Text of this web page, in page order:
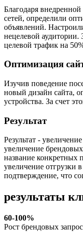
Благодаря
сетей, определили
объявлений.
нецелевой аудитории.
целевой трафик на
Оптимизация
Изучив поведение
новый дизайн сайта,
устройства. За счет
Результат
Результат -
увеличение
название конкретных
увеличение отгрузки
подтверждение, что
результаты
60-100%
Рост брендовых